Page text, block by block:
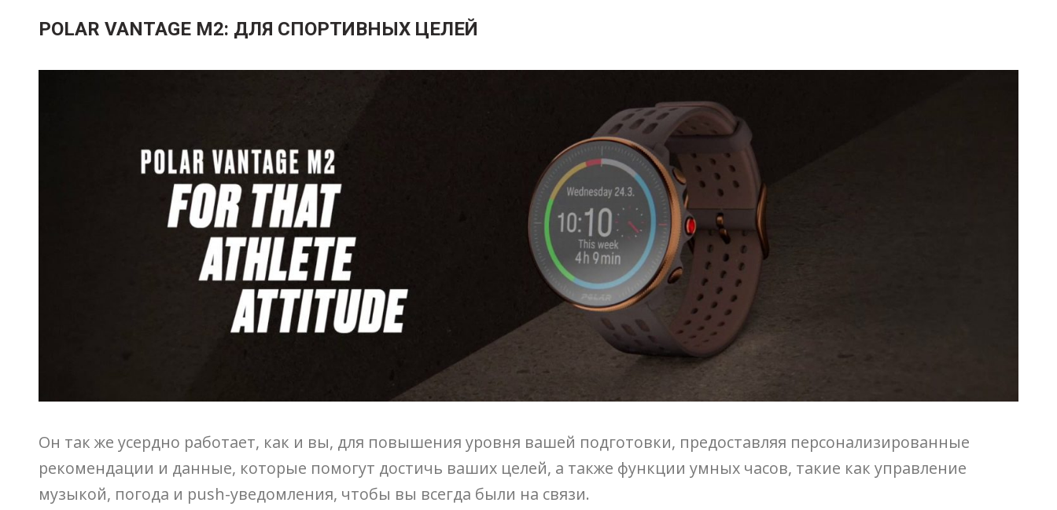
POLAR VANTAGE M2: ДЛЯ СПОРТИВНЫХ ЦЕЛЕЙ
Он так же усердно работает, как и вы, для повышения уровня вашей подготовки, предоставляя персонализированные
рекомендации и данные, которые помогут достичь ваших целей, а также функции умных часов, такие как управление
музыкой, погода и push-уведомления, чтобы вы всегда были на связи.